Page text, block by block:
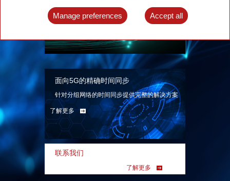
面向各类应用场景、基于SDN技术的分组光网
络解决方案
面向5G的精确时间同步
针对分组网络的时间同步提供完整的解决方案
了解更多
联系我们
了解更多
Manage preferences Accept all